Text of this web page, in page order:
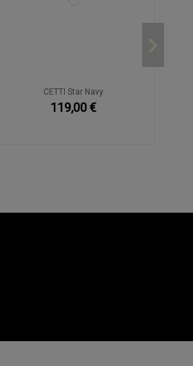
CETTI Star Navy
119,00 €